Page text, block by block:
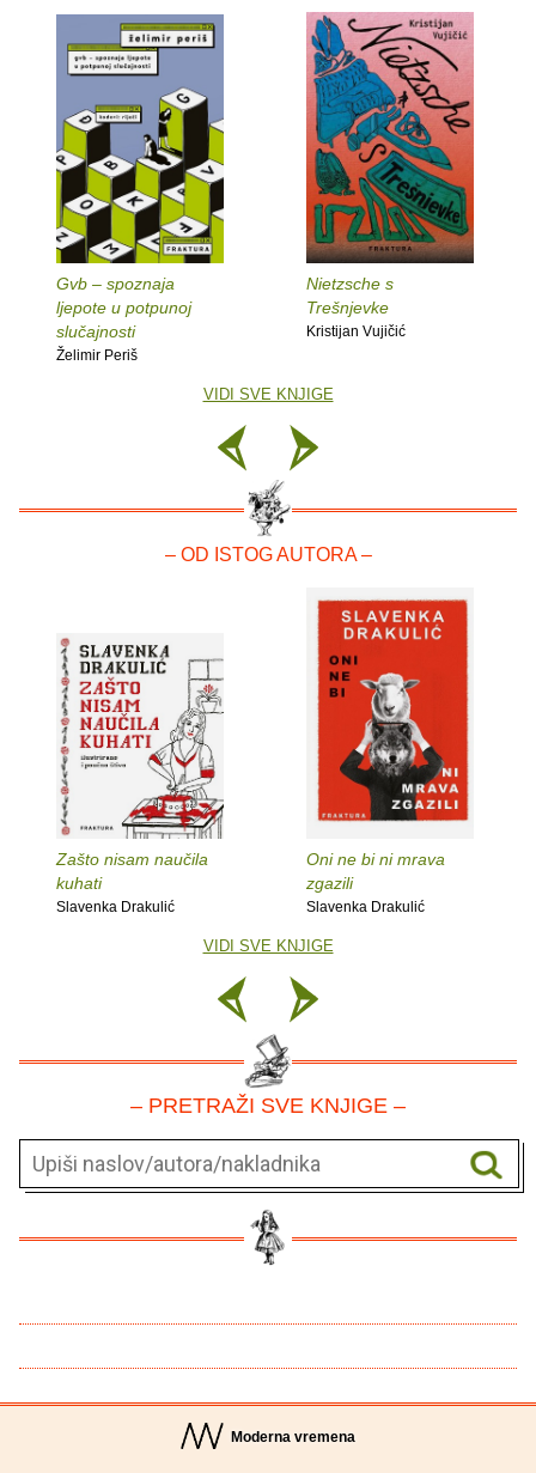
Gvb – spoznaja
ljepote u potpunoj
slučajnosti
Želimir Periš
Nietzsche s
Trešnjevke
Kristijan Vujičić
VIDI SVE KNJIGE
– OD ISTOG AUTORA –
Zašto nisam naučila
kuhati
Slavenka Drakulić
Oni ne bi ni mrava
zgazili
Slavenka Drakulić
VIDI SVE KNJIGE
– PRETRAŽI SVE KNJIGE –
Moderna vremena